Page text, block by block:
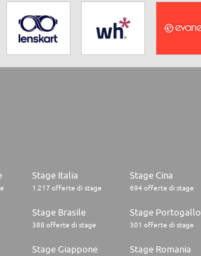
Stage Italia
1.217 offerte di stage
Stage Cina
694 offerte di stage
Stage Brasile
388 offerte di stage
Stage Portogallo
301 offerte di stage
Stage Giappone Stage Romania